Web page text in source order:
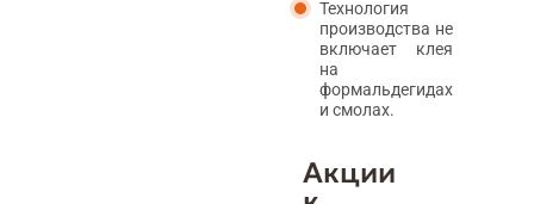
Технология
производства не
включает клея
на
формальдегидах
и смолах.
Акции